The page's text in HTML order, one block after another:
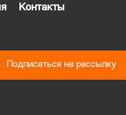
Контакты
Подписаться на рассылку